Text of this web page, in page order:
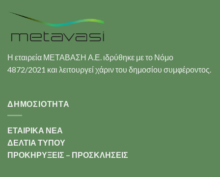
Η εταιρεία ΜΕΤΑΒΑΣΗ Α.Ε. ιδρύθηκε με το Νόμο
4872/2021 και λειτουργεί χάριν του δημοσίου συμφέροντος.
ΔΗΜΟΣΙΟΤΗΤΑ
ΕΤΑΙΡΙΚΑ ΝΕΑ
ΔΕΛΤΙΑ ΤΥΠΟΥ
ΠΡΟΚΗΡΥΞΕΙΣ – ΠΡΟΣΚΛΗΣΕΙΣ